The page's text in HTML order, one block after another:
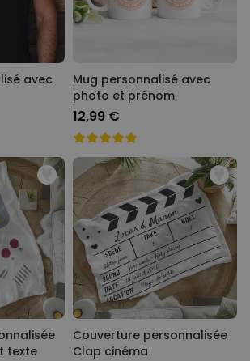
avec
Mug personnalisé avec
photo et prénom
12,99 €
texte
Couverture personnalisée
Clap cinéma